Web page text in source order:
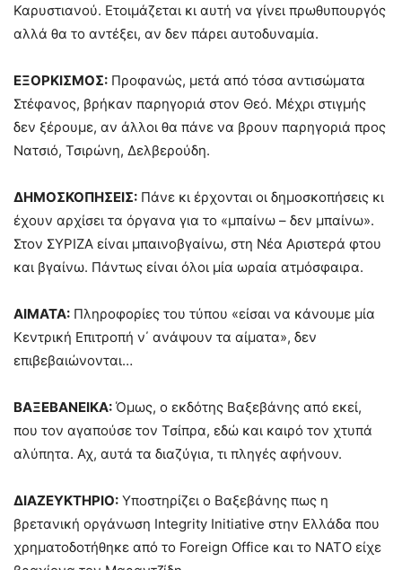
Καρυστιανού. Ετοιμάζεται κι αυτή να γίνει πρωθυπουργός
αλλά θα το αντέξει, αν δεν πάρει αυτοδυναμία.
ΕΞΟΡΚΙΣΜΟΣ: Προφανώς, μετά από τόσα αντισώματα
Στέφανος, βρήκαν παρηγοριά στον Θεό. Μέχρι στιγμής
δεν ξέρουμε, αν άλλοι θα πάνε να βρουν παρηγοριά προς
Νατσιό, Τσιρώνη, Δελβερούδη.
ΔΗΜΟΣΚΟΠΗΣΕΙΣ: Πάνε κι έρχονται οι δημοσκοπήσεις κι
έχουν αρχίσει τα όργανα για το «μπαίνω – δεν μπαίνω».
Στον ΣΥΡΙΖΑ είναι μπαινοβγαίνω, στη Νέα Αριστερά φτου
και βγαίνω. Πάντως είναι όλοι μία ωραία ατμόσφαιρα.
ΑΙΜΑΤΑ: Πληροφορίες του τύπου «είσαι να κάνουμε μία
Κεντρική Επιτροπή ν΄ ανάψουν τα αίματα», δεν
επιβεβαιώνονται…
ΒΑΞΕΒΑΝΕΙΚΑ: Όμως, ο εκδότης Βαξεβάνης από εκεί,
που τον αγαπούσε τον Τσίπρα, εδώ και καιρό τον χτυπά
αλύπητα. Αχ, αυτά τα διαζύγια, τι πληγές αφήνουν.
ΔΙΑΖΕΥΚΤΗΡΙΟ: Υποστηρίζει ο Βαξεβάνης πως η
βρετανική οργάνωση Integrity Initiative στην Ελλάδα που
χρηματοδοτήθηκε από το Foreign Office και το ΝΑΤΟ είχε